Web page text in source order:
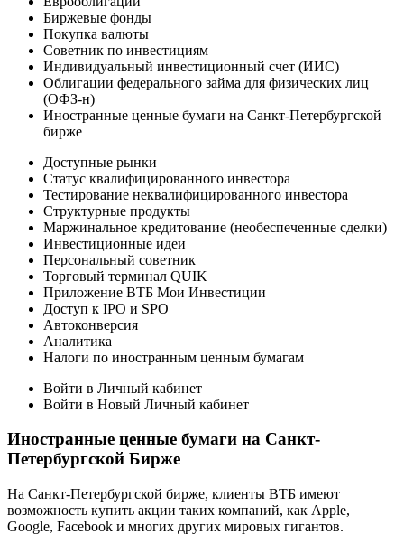
Биржевые фонды
Покупка валюты
Советник по инвестициям
Индивидуальный инвестиционный счет (ИИС)
Облигации федерального займа для физических лиц
(ОФЗ-н)
Иностранные ценные бумаги на Санкт-Петербургской
бирже
Доступные рынки
Статус квалифицированного инвестора
Тестирование неквалифицированного инвестора
Структурные продукты
Маржинальное кредитование (необеспеченные сделки)
Инвестиционные идеи
Персональный советник
Торговый терминал QUIK
Приложение ВТБ Мои Инвестиции
Доступ к IPO и SPO
Автоконверсия
Аналитика
Налоги по иностранным ценным бумагам
Войти в Личный кабинет
Войти в Новый Личный кабинет
Иностранные ценные бумаги на Санкт-
Петербургской Бирже
На Санкт-Петербургской бирже, клиенты ВТБ имеют
возможность купить акции таких компаний, как Apple,
Google, Facebook и многих других мировых гигантов.